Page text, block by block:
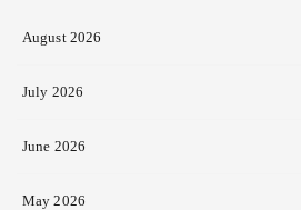
August 2026
July 2026
June 2026
May 2026